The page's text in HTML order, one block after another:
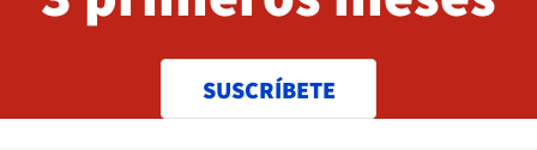
SUSCRÍBETE